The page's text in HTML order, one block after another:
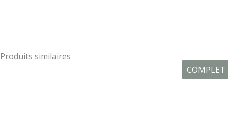
Produits similaires
COMPLET